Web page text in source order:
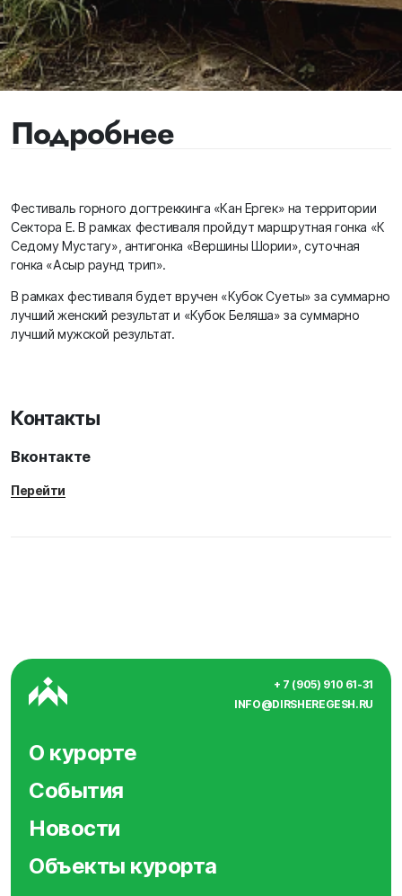
Подробнее
Фестиваль горного догтреккинга «Кан Ергек» на территории
Сектора Е. В рамках фестиваля пройдут маршрутная гонка «К
Седому Мустагу», антигонка «Вершины Шории», суточная
гонка «Асыр раунд трип».
В рамках фестиваля будет вручен «Кубок Суеты» за суммарно
лучший женский результат и «Кубок Беляша» за суммарно
лучший мужской результат.
Контакты
Вконтакте
Перейти
+ 7 (905) 910 61-31
INFO@DIRSHEREGESH.RU
О курорте
События
Новости
Объекты курорта